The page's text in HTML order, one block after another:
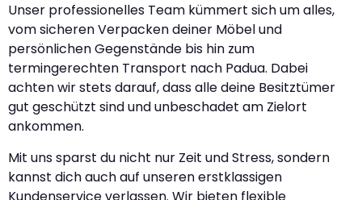
Unser professionelles Team kümmert sich um alles,
vom sicheren Verpacken deiner Möbel und
persönlichen Gegenstände bis hin zum
termingerechten Transport nach Padua. Dabei
achten wir stets darauf, dass alle deine Besitztümer
gut geschützt sind und unbeschadet am Zielort
ankommen.
Mit uns sparst du nicht nur Zeit und Stress, sondern
kannst dich auch auf unseren erstklassigen
Kundenservice verlassen. Wir bieten flexible